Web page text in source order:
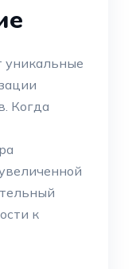
уникальные
Когда
к